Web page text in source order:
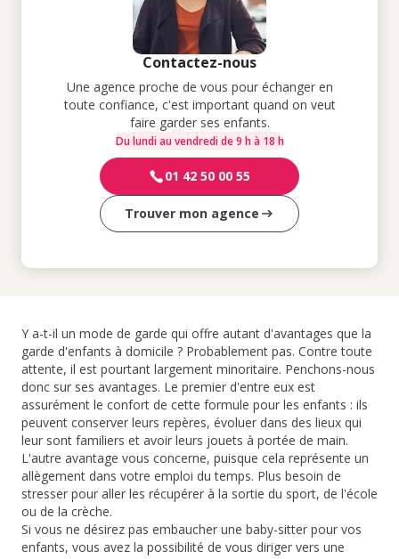
Contactez-nous
Une agence proche de vous pour échanger en
toute confiance, c'est important quand on veut
faire garder ses enfants.
Du lundi au vendredi de 9 h à 18 h
01 42 50 00 55
Trouver mon agence
Y a-t-il un mode de garde qui offre autant d'avantages que la
garde d'enfants à domicile ? Probablement pas. Contre toute
attente, il est pourtant largement minoritaire. Penchons-nous
donc sur ses avantages. Le premier d'entre eux est
assurément le confort de cette formule pour les enfants : ils
peuvent conserver leurs repères, évoluer dans des lieux qui
leur sont familiers et avoir leurs jouets à portée de main.
L'autre avantage vous concerne, puisque cela représente un
allègement dans votre emploi du temps. Plus besoin de
stresser pour aller les récupérer à la sortie du sport, de l'école
ou de la crèche.
Si vous ne désirez pas embaucher une baby-sitter pour vos
enfants, vous avez la possibilité de vous diriger vers une